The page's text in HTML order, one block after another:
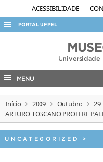
ACESSIBILIDADE
PORTAL UFPEL
EDITAIS
INTERNACIONAL
OUVIDORIA
Universidade
MENU
Início 2009 Outubro
29
ARTURO TOSCANO PROFERE
UNCATEGORIZED >